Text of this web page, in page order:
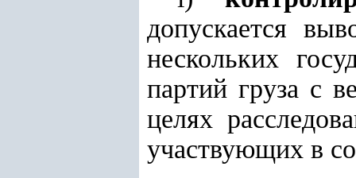
допускается
нескольких
партий груза с
целях
участвующих в